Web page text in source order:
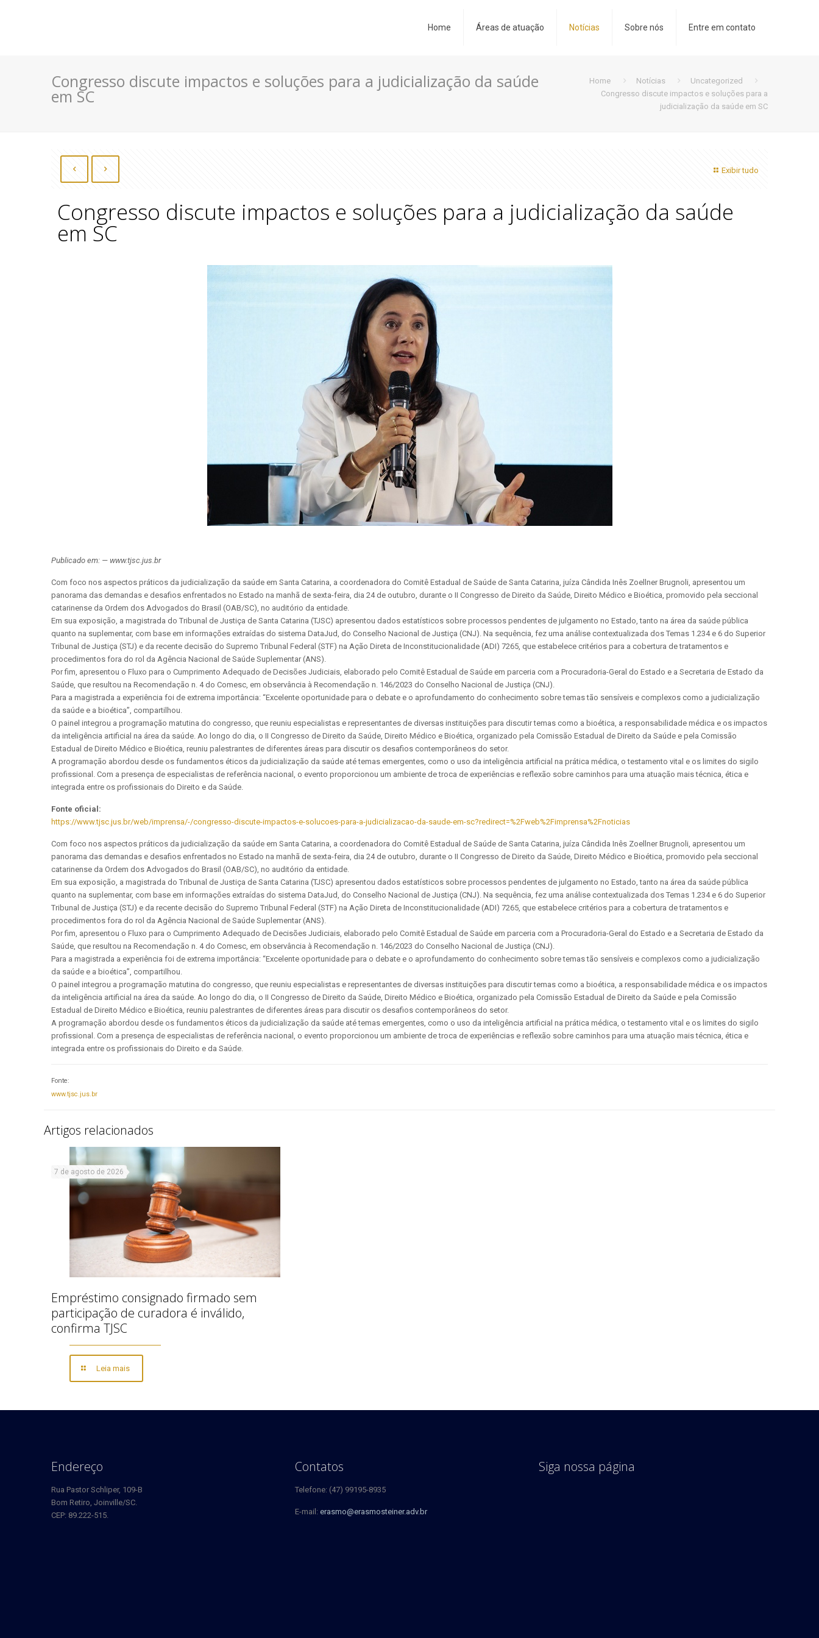
Home Áreas de atuação Notícias Sobre nós Entre em contato
Congresso discute impactos e soluções para a judicialização da saúde
em SC
Home Notícias
Uncategorized
Congresso discute impactos e soluções para a
judicialização da saúde em SC
Exibir tudo
Congresso discute impactos e soluções para a judicialização da saúde
em SC
Publicado em: — www.tjsc.jus.br
Com foco nos aspectos práticos da judicialização da saúde em Santa Catarina, a coordenadora do Comitê Estadual de Saúde de Santa Catarina, juíza Cândida Inês Zoellner Brugnoli, apresentou um
panorama das demandas e desafios enfrentados no Estado na manhã de sexta-feira, dia 24 de outubro, durante o II Congresso de Direito da Saúde, Direito Médico e Bioética, promovido pela seccional
catarinense da Ordem dos Advogados do Brasil (OAB/SC), no auditório da entidade.
Em sua exposição, a magistrada do Tribunal de Justiça de Santa Catarina (TJSC) apresentou dados estatísticos sobre processos pendentes de julgamento no Estado, tanto na área da saúde pública
quanto na suplementar, com base em informações extraídas do sistema DataJud, do Conselho Nacional de Justiça (CNJ). Na sequência, fez uma análise contextualizada dos Temas 1.234 e 6 do Superior
Tribunal de Justiça (STJ) e da recente decisão do Supremo Tribunal Federal (STF) na Ação Direta de Inconstitucionalidade (ADI) 7265, que estabelece critérios para a cobertura de tratamentos e
procedimentos fora do rol da Agência Nacional de Saúde Suplementar (ANS).
Por fim, apresentou o Fluxo para o Cumprimento Adequado de Decisões Judiciais, elaborado pelo Comitê Estadual de Saúde em parceria com a Procuradoria-Geral do Estado e a Secretaria de Estado da
Saúde, que resultou na Recomendação n. 4 do Comesc, em observância à Recomendação n. 146/2023 do Conselho Nacional de Justiça (CNJ).
Para a magistrada a experiência foi de extrema importância: “Excelente oportunidade para o debate e o aprofundamento do conhecimento sobre temas tão sensíveis e complexos como a judicialização
da saúde e a bioética”, compartilhou.
O painel integrou a programação matutina do congresso, que reuniu especialistas e representantes de diversas instituições para discutir temas como a bioética, a responsabilidade médica e os impactos
da inteligência artificial na área da saúde. Ao longo do dia, o II Congresso de Direito da Saúde, Direito Médico e Bioética, organizado pela Comissão Estadual de Direito da Saúde e pela Comissão
Estadual de Direito Médico e Bioética, reuniu palestrantes de diferentes áreas para discutir os desafios contemporâneos do setor.
A programação abordou desde os fundamentos éticos da judicialização da saúde até temas emergentes, como o uso da inteligência artificial na prática médica, o testamento vital e os limites do sigilo
profissional. Com a presença de especialistas de referência nacional, o evento proporcionou um ambiente de troca de experiências e reflexão sobre caminhos para uma atuação mais técnica, ética e
integrada entre os profissionais do Direito e da Saúde.
Fonte oficial:
https://www.tjsc.jus.br/web/imprensa/-/congresso-discute-impactos-e-solucoes-para-a-judicializacao-da-saude-em-sc?redirect=%2Fweb%2Fimprensa%2Fnoticias
Com foco nos aspectos práticos da judicialização da saúde em Santa Catarina, a coordenadora do Comitê Estadual de Saúde de Santa Catarina, juíza Cândida Inês Zoellner Brugnoli, apresentou um
panorama das demandas e desafios enfrentados no Estado na manhã de sexta-feira, dia 24 de outubro, durante o II Congresso de Direito da Saúde, Direito Médico e Bioética, promovido pela seccional
catarinense da Ordem dos Advogados do Brasil (OAB/SC), no auditório da entidade.
Em sua exposição, a magistrada do Tribunal de Justiça de Santa Catarina (TJSC) apresentou dados estatísticos sobre processos pendentes de julgamento no Estado, tanto na área da saúde pública
quanto na suplementar, com base em informações extraídas do sistema DataJud, do Conselho Nacional de Justiça (CNJ). Na sequência, fez uma análise contextualizada dos Temas 1.234 e 6 do Superior
Tribunal de Justiça (STJ) e da recente decisão do Supremo Tribunal Federal (STF) na Ação Direta de Inconstitucionalidade (ADI) 7265, que estabelece critérios para a cobertura de tratamentos e
procedimentos fora do rol da Agência Nacional de Saúde Suplementar (ANS).
Por fim, apresentou o Fluxo para o Cumprimento Adequado de Decisões Judiciais, elaborado pelo Comitê Estadual de Saúde em parceria com a Procuradoria-Geral do Estado e a Secretaria de Estado da
Saúde, que resultou na Recomendação n. 4 do Comesc, em observância à Recomendação n. 146/2023 do Conselho Nacional de Justiça (CNJ).
Para a magistrada a experiência foi de extrema importância: “Excelente oportunidade para o debate e o aprofundamento do conhecimento sobre temas tão sensíveis e complexos como a judicialização
da saúde e a bioética”, compartilhou.
O painel integrou a programação matutina do congresso, que reuniu especialistas e representantes de diversas instituições para discutir temas como a bioética, a responsabilidade médica e os impactos
da inteligência artificial na área da saúde. Ao longo do dia, o II Congresso de Direito da Saúde, Direito Médico e Bioética, organizado pela Comissão Estadual de Direito da Saúde e pela Comissão
Estadual de Direito Médico e Bioética, reuniu palestrantes de diferentes áreas para discutir os desafios contemporâneos do setor.
A programação abordou desde os fundamentos éticos da judicialização da saúde até temas emergentes, como o uso da inteligência artificial na prática médica, o testamento vital e os limites do sigilo
profissional. Com a presença de especialistas de referência nacional, o evento proporcionou um ambiente de troca de experiências e reflexão sobre caminhos para uma atuação mais técnica, ética e
integrada entre os profissionais do Direito e da Saúde.
Fonte:
www.tjsc.jus.br
Artigos relacionados
7 de agosto de 2026
Empréstimo consignado firmado sem
participação de curadora é inválido,
confirma TJSC
Leia mais
Endereço
Rua Pastor Schliper, 109-B
Bom Retiro, Joinville/SC.
CEP: 89.222-515.
Contatos
Telefone: (47) 99195-8935
E-mail: erasmo@erasmosteiner.adv.br
Siga nossa página